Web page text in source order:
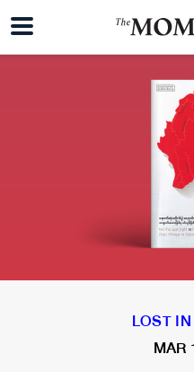
LOST IN
MAR